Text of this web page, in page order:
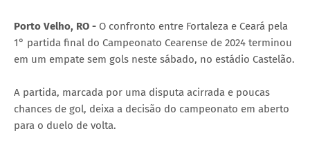
Porto Velho, RO - O confronto entre Fortaleza e Ceará pela
1° partida final do Campeonato Cearense de 2024 terminou
em um empate sem gols neste sábado, no estádio Castelão.
A partida, marcada por uma disputa acirrada e poucas
chances de gol, deixa a decisão do campeonato em aberto
para o duelo de volta.